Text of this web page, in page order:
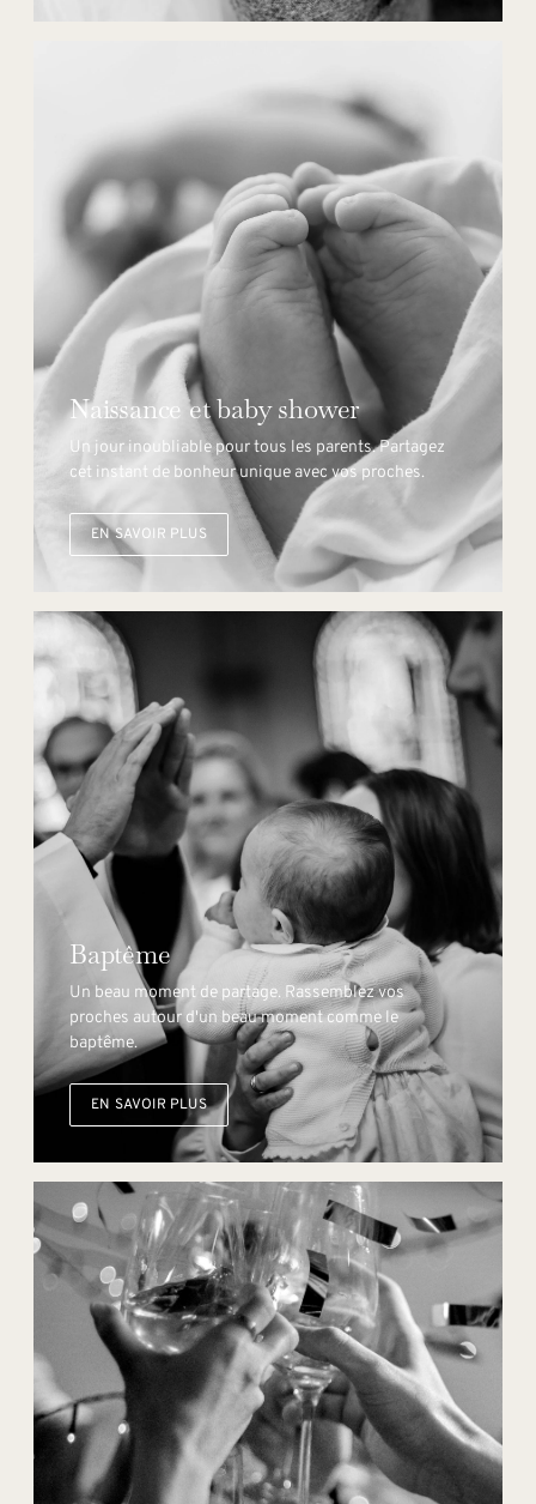
Naissance et baby shower
Un jour inoubliable pour tous les parents. Partagez
cet instant de bonheur unique avec vos proches.
EN SAVOIR PLUS
Baptême
Un beau moment de partage. Rassemblez vos
proches autour d'un beau moment comme le
baptême.
EN SAVOIR PLUS